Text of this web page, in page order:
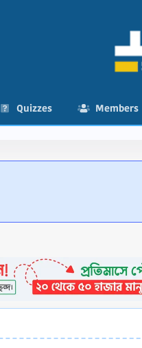
Quizzes Members